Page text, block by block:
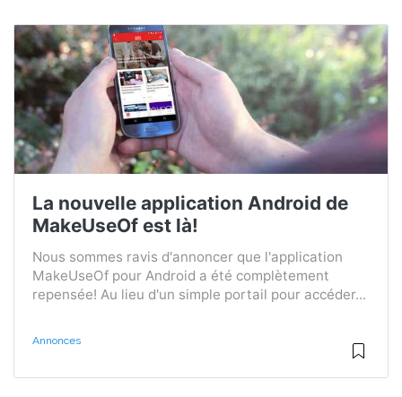
La nouvelle application Android de
MakeUseOf est là!
Nous sommes ravis d'annoncer que l'application
MakeUseOf pour Android a été complètement
repensée! Au lieu d'un simple portail pour accéder...
Annonces